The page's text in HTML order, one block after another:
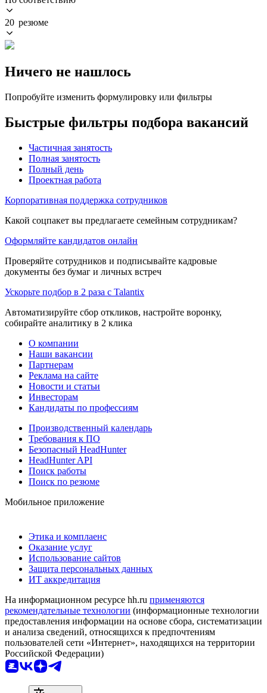
20 резюме
Ничего не нашлось
Попробуйте изменить формулировку или фильтры
Быстрые фильтры подбора вакансий
Частичная занятость
Полная занятость
Полный день
Проектная работа
Корпоративная поддержка сотрудников
Какой соцпакет вы предлагаете семейным сотрудникам?
Оформляйте кандидатов онлайн
Проверяйте сотрудников и подписывайте кадровые
документы без бумаг и личных встреч
Ускорьте подбор в 2 раза с Talantix
Автоматизируйте сбор откликов, настройте воронку,
собирайте аналитику в 2 клика
О компании
Наши вакансии
Партнерам
Реклама на сайте
Новости и статьи
Инвесторам
Кандидаты по профессиям
Производственный календарь
Требования к ПО
Безопасный HeadHunter
HeadHunter API
Поиск работы
Поиск по резюме
Мобильное приложение
Этика и комплаенс
Оказание услуг
Использование сайтов
Защита персональных данных
ИТ аккредитация
На информационном ресурсе hh.ru применяются
рекомендательные технологии (информационные технологии
предоставления информации на основе сбора, систематизации
и анализа сведений, относящихся к предпочтениям
пользователей сети «Интернет», находящихся на территории
Российской Федерации)